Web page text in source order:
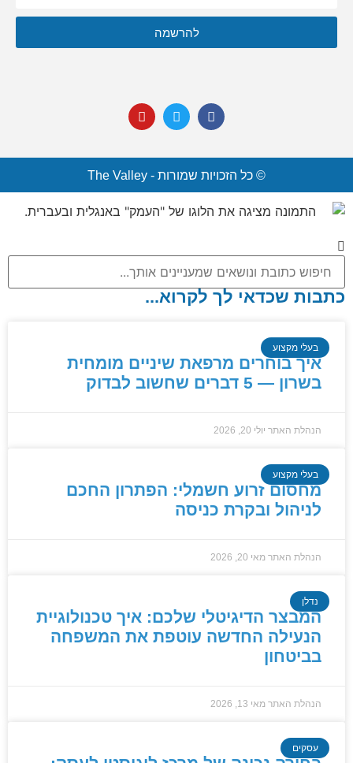
אני מסכימ/ה לקבל תוכן, דברי פרסומות או עדכונים מהחברה או
מצדדים שלישיים לדוא"ל, מסרונים או טלפון.
להרשמה
© כל הזכויות שמורות - The Valley
כתבות שכדאי לך לקרוא...
בעלי מקצוע
איך בוחרים מרפאת שיניים מומחית
בשרון — 5 דברים שחשוב לבדוק
הנהלת האתר יולי 20, 2026
בעלי מקצוע
מחסום זרוע חשמלי: הפתרון החכם
לניהול ובקרת כניסה
הנהלת האתר מאי 20, 2026
נדלן
המבצר הדיגיטלי שלכם: איך טכנולוגיית
הנעילה החדשה עוטפת את המשפחה
בביטחון
הנהלת האתר מאי 13, 2026
עסקים